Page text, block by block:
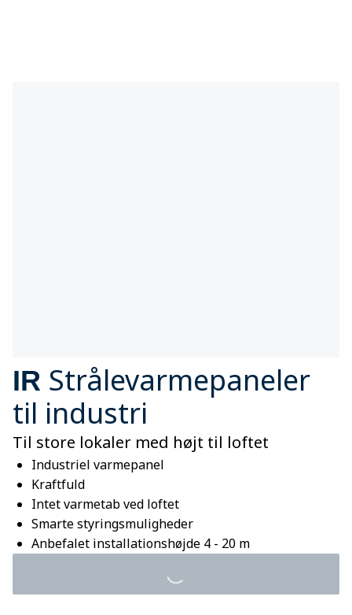
IR Strålevarmepaneler
til industri
Til store lokaler med højt til loftet
Industriel varmepanel
Kraftfuld
Intet varmetab ved loftet
Smarte styringsmuligheder
Anbefalet installationshøjde 4 - 20 m